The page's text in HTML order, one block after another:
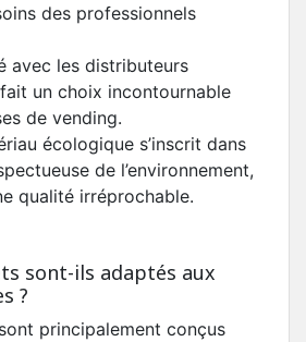
des professionnels
avec les distributeurs
un choix incontournable
de vending.
écologique s’inscrit dans
de l’environnement,
qualité irréprochable.
sont-ils adaptés aux
?
principalement conçus